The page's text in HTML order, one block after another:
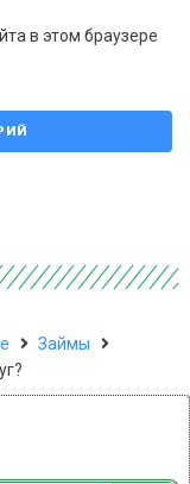
в этом браузере
Займы